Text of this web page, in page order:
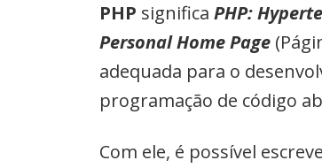
PHP significa PHP:
Personal Home Page
adequada para o
programação de código
Com ele, é possível